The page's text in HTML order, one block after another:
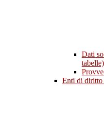
Dati
tabelle)
Enti di diritto